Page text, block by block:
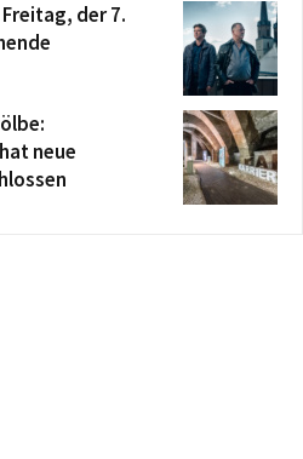
der 7.
neue